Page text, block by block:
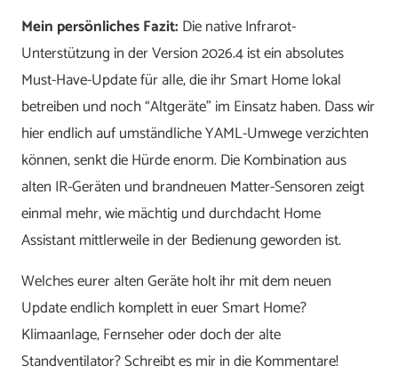
Mein persönliches Fazit: Die native Infrarot-
Unterstützung in der Version 2026.4 ist ein absolutes
Must-Have-Update für alle, die ihr Smart Home lokal
betreiben und noch “Altgeräte” im Einsatz haben. Dass wir
hier endlich auf umständliche YAML-Umwege verzichten
können, senkt die Hürde enorm. Die Kombination aus
alten IR-Geräten und brandneuen Matter-Sensoren zeigt
einmal mehr, wie mächtig und durchdacht Home
Assistant mittlerweile in der Bedienung geworden ist.
Welches eurer alten Geräte holt ihr mit dem neuen
Update endlich komplett in euer Smart Home?
Klimaanlage, Fernseher oder doch der alte
Standventilator? Schreibt es mir in die Kommentare!